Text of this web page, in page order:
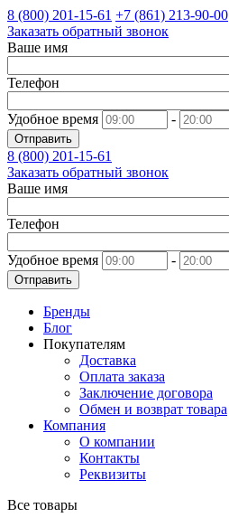
8 (800) 201-15-61 +7 (861) 213-90-00
Заказать обратный звонок
Ваше имя
Телефон
Удобное время -
Отправить
8 (800) 201-15-61
Заказать обратный звонок
Ваше имя
Телефон
Удобное время -
Отправить
Бренды
Блог
Покупателям
Доставка
Оплата заказа
Заключение договора
Обмен и возврат товара
Компания
О компании
Контакты
Реквизиты
Все товары